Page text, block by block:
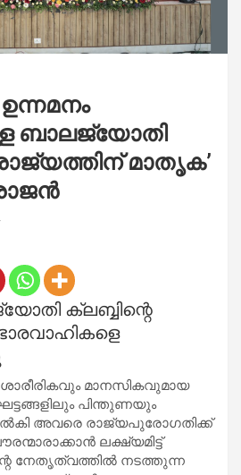
ബാലജ്യോതി
മാതൃക’
ക്ലബ്ബിന്റെ
മാനസികവുമായ
പിന്തുണയും
അവരെ രാജ്യപുരോഗതിക്ക്
ലക്ഷ്യമിട്ട്
നേതൃത്വത്തിൽ നടത്തുന്ന